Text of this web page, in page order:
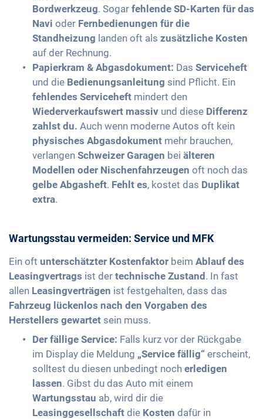
Bordwerkzeug. Sogar fehlende SD-Karten für das
Navi oder Fernbedienungen für die
Standheizung landen oft als zusätzliche Kosten
auf der Rechnung.
Papierkram & Abgasdokument: Das Serviceheft
und die Bedienungsanleitung sind Pflicht. Ein
fehlendes Serviceheft mindert den
Wiederverkaufswert massiv und diese Differenz
zahlst du. Auch wenn moderne Autos oft kein
physisches Abgasdokument mehr brauchen,
verlangen Schweizer Garagen bei älteren
Modellen oder Nischenfahrzeugen oft noch das
gelbe Abgasheft. Fehlt es, kostet das Duplikat
extra.
Wartungsstau vermeiden: Service und MFK
Ein oft unterschätzter Kostenfaktor beim Ablauf des
Leasingvertrags ist der technische Zustand. In fast
allen Leasingverträgen ist festgehalten, dass das
Fahrzeug lückenlos nach den Vorgaben des
Herstellers gewartet sein muss.
Der fällige Service: Falls kurz vor der Rückgabe
im Display die Meldung „Service fällig“ erscheint,
solltest du diesen unbedingt noch erledigen
lassen. Gibst du das Auto mit einem
Wartungsstau ab, wird dir die
Leasinggesellschaft die Kosten dafür in